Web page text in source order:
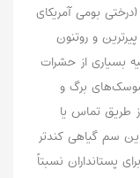
(درختی بومی آمریکای
و روتنون
بسیاری از حشرات
برگ و
طریق تماس یا
سم گیاهی کندتر
پستانداران نسبتاً